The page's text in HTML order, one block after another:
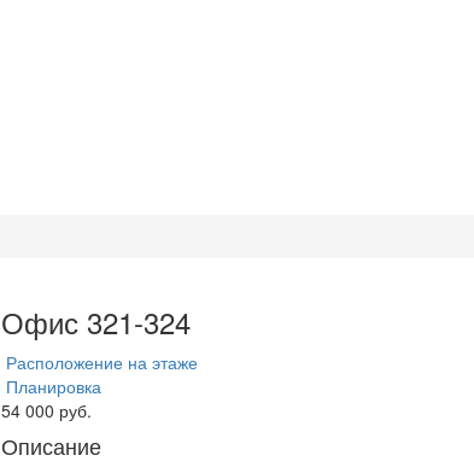
Офис 321-324
Расположение на этаже
Планировка
54 000 руб.
Описание